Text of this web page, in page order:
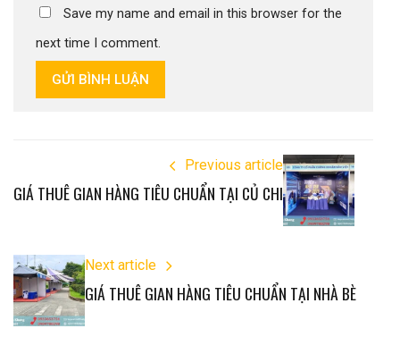
Save my name and email in this browser for the
next time I comment.
GỬI BÌNH LUẬN
Previous article
GIÁ THUÊ GIAN HÀNG TIÊU CHUẨN TẠI CỦ CHI
Next article
GIÁ THUÊ GIAN HÀNG TIÊU CHUẨN TẠI NHÀ BÈ